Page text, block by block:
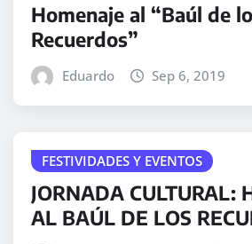
Homenaje al “Baúl de
Recuerdos”
Eduardo Sep 6, 2019
FESTIVIDADES Y EVENTOS
JORNADA CULTURAL:
AL BAÚL DE LOS